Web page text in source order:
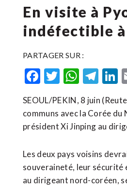
En visite à
indéfectible
PARTAGER SUR :
Facebook
Twitter
SEOUL/PEKIN, 8 juin
communs avec la Corée
président Xi Jinping au
Les deux pays voisins
souveraineté, leur sécurité
au dirigeant nord-coréen,